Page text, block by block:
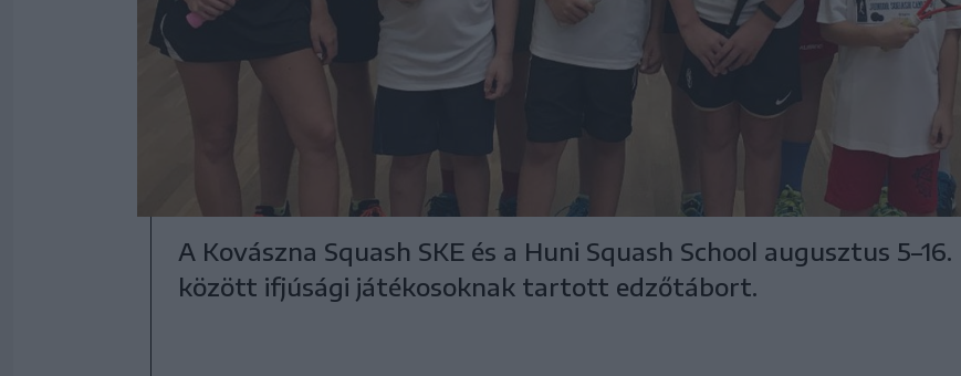
A Kovászna Squash SKE és a Huni Squash School augusztus 5–16.
között ifjúsági játékosoknak tartott edzőtábort.